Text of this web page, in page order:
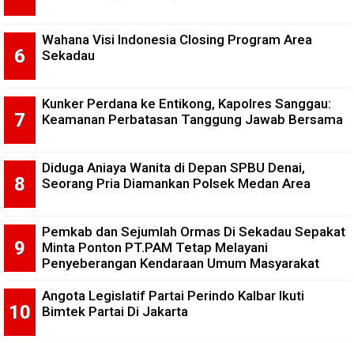
Wahana Visi Indonesia Closing Program Area
Sekadau
Kunker Perdana ke Entikong, Kapolres Sanggau:
Keamanan Perbatasan Tanggung Jawab Bersama
Diduga Aniaya Wanita di Depan SPBU Denai,
Seorang Pria Diamankan Polsek Medan Area
Pemkab dan Sejumlah Ormas Di Sekadau Sepakat
Minta Ponton PT.PAM Tetap Melayani
Penyeberangan Kendaraan Umum Masyarakat
Angota Legislatif Partai Perindo Kalbar Ikuti
Bimtek Partai Di Jakarta